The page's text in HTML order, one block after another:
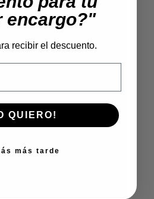
encargo?"
recibir el descuento.
QUIERO!
más tarde